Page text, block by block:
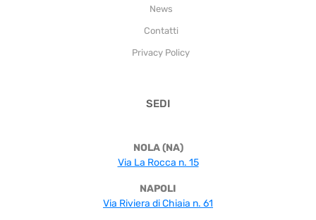
News
Contatti
Privacy Policy
SEDI
NOLA (NA)
Via La Rocca n. 15
NAPOLI
Via Riviera di Chiaia n. 61